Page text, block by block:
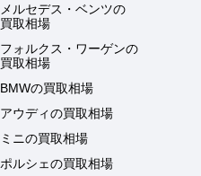
メルセデス・ベンツの
買取相場
フォルクス・ワーゲンの
買取相場
BMWの買取相場
アウディの買取相場
ミニの買取相場
ポルシェの買取相場